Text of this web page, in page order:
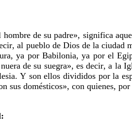
hombre de su padre», significa
al pueblo de Dios de la ciudad
ya por Babilonia, ya por el
de su suegra», es decir, a la
Y son ellos divididos por la
sus domésticos», con quienes,